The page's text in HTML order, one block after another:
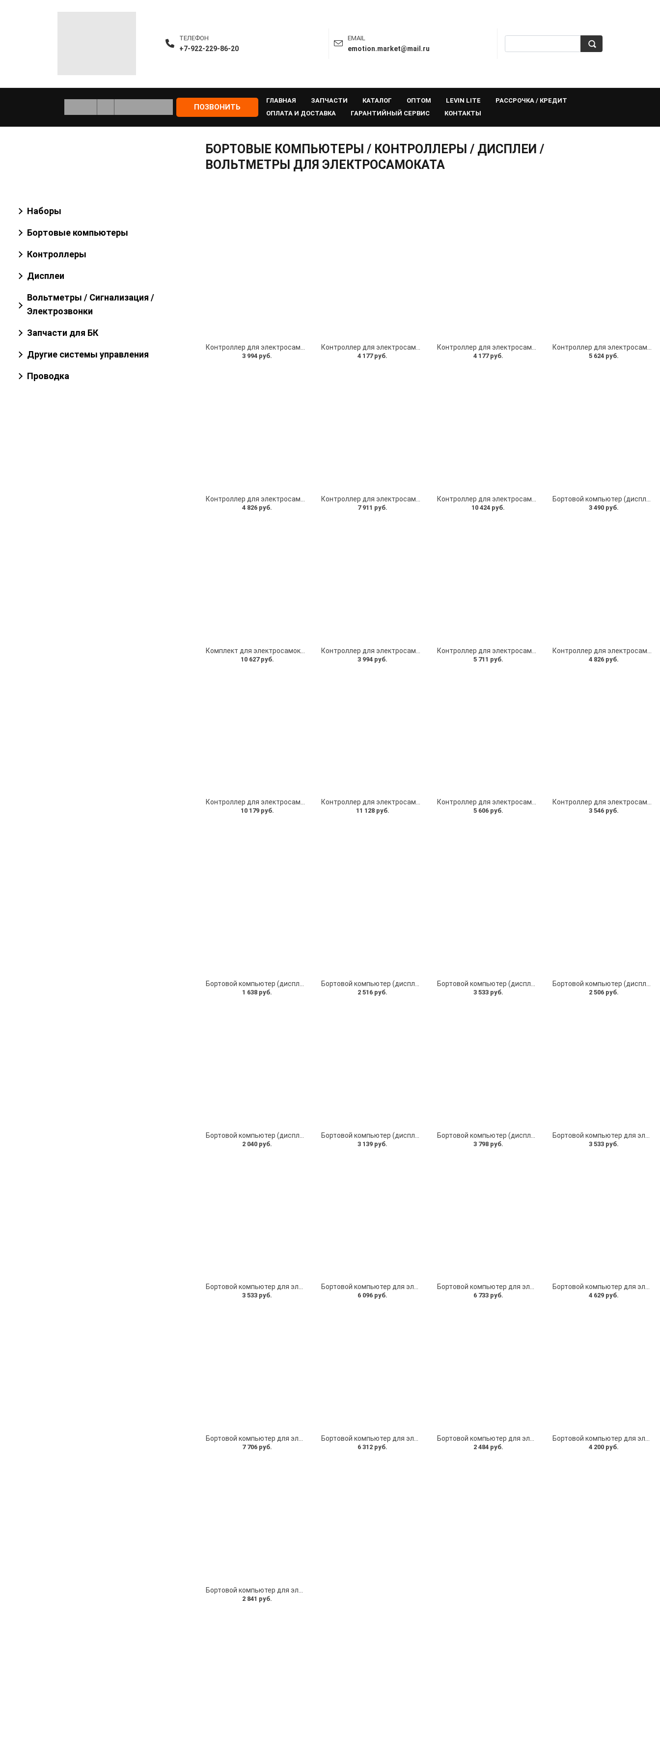
ТЕЛЕФОН
+7-922-229-86-20
EMAIL
emotion.market@mail.ru
ПОЗВОНИТЬ
ГЛАВНАЯ ЗАПЧАСТИ КАТАЛОГ ОПТОМ LEVIN LITE
РАССРОЧКА / КРЕДИТ
ОПЛАТА И ДОСТАВКА
ГАРАНТИЙНЫЙ СЕРВИС КОНТАКТЫ
Наборы
Бортовые компьютеры
Контроллеры
Дисплеи
Вольтметры / Сигнализация /
Электрозвонки
Запчасти для БК
Другие системы управления
Проводка
БОРТОВЫЕ КОМПЬЮТЕРЫ / КОНТРОЛЛЕРЫ / ДИСПЛЕИ /
ВОЛЬТМЕТРЫ ДЛЯ ЭЛЕКТРОСАМОКАТА
Контроллер для электросамоката 24V, бортовой компьютер для электросамоката и курок тормоза - Комплект
3 994 руб.
Контроллер для электросамоката 36V, 12A, бортовой компьютер для электросамоката и курок тормоза - Комплект
4 177 руб.
Контроллер для электросамоката 36V, бортовой компьютер для электросамоката и курок тормоза - Комплект
4 177 руб.
Контроллер для электросамоката 36V, бортовой компьютер, курок газа, рычаг тормоза, выключатель, фара, преобразователь, кабель - Комплект для электросамоката Kugоо S8
5 624 руб.
4 826 руб. 7 911 руб. 10 424 руб. 3 490 руб.
10 627 руб. 3 994 руб. 5 711 руб. 4 826 руб.
Контроллер для электросамоката 48 60V 28A (2 шт) для полного привода, курок газа бортовой компьютер для электросамоката. Комплект универсальный
10 179 руб.
Контроллер для электросамоката 56 72V 50A (2 шт) для полного привода, курок газа бортовой компьютер для электросамоката. Комплект универсальный
11 128 руб.
Контроллер для электросамоката Kugoo S 36V 15A, дисплей электросамоката, фара. Комплект для Kugoo S1 Pro S2 S3 S3 Pro желтая плата
5 606 руб.
Контроллер для электросамоката Kugoo S 36V 15A, дисплей электросамоката, фара. Комплект для Kugoo S1 Pro S2 S3 S3 Pro синяя плата
3 546 руб.
1 638 руб. 2 516 руб. 3 533 руб. 2 506 руб.
2 040 руб. 3 139 руб. 3 798 руб. 3 533 руб.
Бортовой компьютер для электровелосипеда. Бортовой компьютер на электровелосипед вынесенный пульт управления Тип 2
3 533 руб.
Бортовой компьютер для электросамоката Kugoo G-Booster. Дисплей Kugoo G-Booster (тип 1)
6 096 руб.
Бортовой компьютер для электросамоката Kugoo G-Booster. Дисплей Kugoo G-Booster (тип 2)
6 733 руб.
Бортовой компьютер для электросамоката Kugoo G2 Pro. Дисплей Kugoo G2 Pro
4 629 руб.
7 706 руб. 6 312 руб. 2 484 руб. 4 200 руб.
2 841 руб.